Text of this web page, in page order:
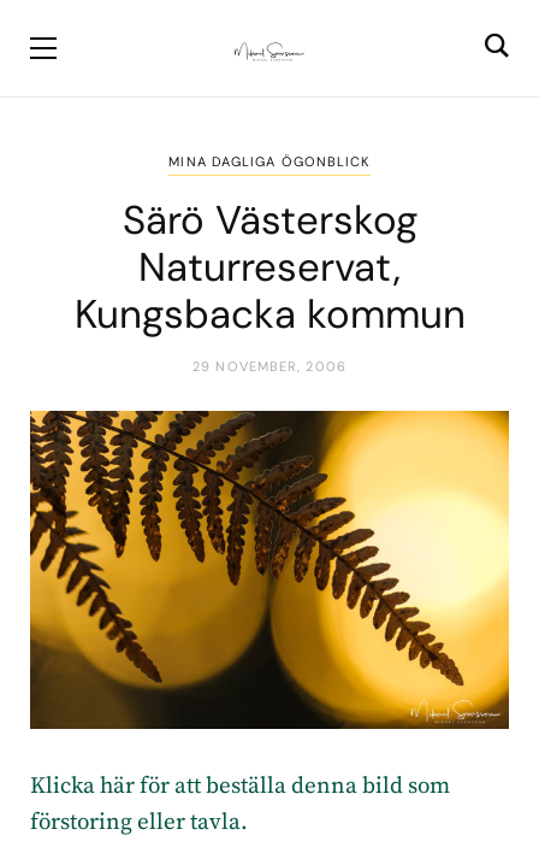
MINA DAGLIGA ÖGONBLICK
Särö Västerskog
Naturreservat,
Kungsbacka kommun
29 NOVEMBER, 2006
Klicka här för att beställa denna bild som
förstoring eller tavla.